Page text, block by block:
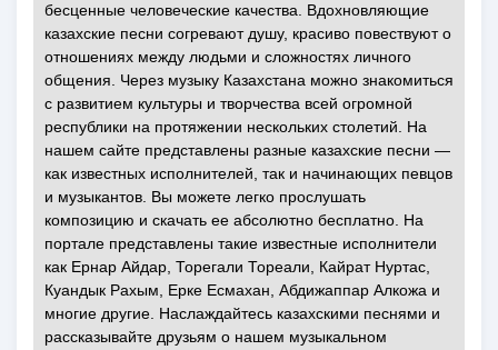
бесценные человеческие качества. Вдохновляющие
казахские песни согревают душу, красиво повествуют о
отношениях между людьми и сложностях личного
общения. Через музыку Казахстана можно знакомиться
с развитием культуры и творчества всей огромной
республики на протяжении нескольких столетий. На
нашем сайте представлены разные казахские песни —
как известных исполнителей, так и начинающих певцов
и музыкантов. Вы можете легко прослушать
композицию и скачать ее абсолютно бесплатно. На
портале представлены такие известные исполнители
как Ернар Айдар, Торегали Тореали, Кайрат Нуртас,
Куандык Рахым, Ерке Есмахан, Абдижаппар Алкожа и
многие другие. Наслаждайтесь казахскими песнями и
рассказывайте друзьям о нашем музыкальном